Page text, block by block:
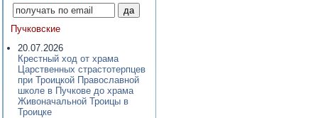
Пучковские
20.07.2026
Крестный ход от храма
Царственных страстотерпцев
при Троицкой Православной
школе в Пучкове до храма
Живоначальной Троицы в
Троицке